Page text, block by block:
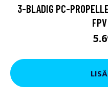
3-BLADIG PC-